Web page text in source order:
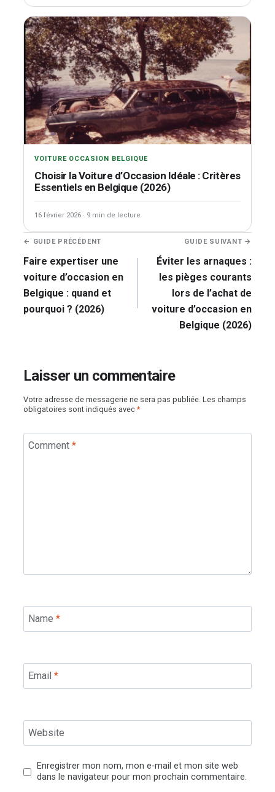
VOITURE OCCASION BELGIQUE
Choisir la Voiture d’Occasion Idéale : Critères
Essentiels en Belgique (2026)
16 février 2026 · 9 min de lecture
Navigation
de
l’article
← GUIDE PRÉCÉDENT
Faire expertiser une
voiture d’occasion en
Belgique : quand et
pourquoi ? (2026)
GUIDE SUIVANT →
Éviter les arnaques :
les pièges courants
lors de l’achat de
voiture d’occasion en
Belgique (2026)
Laisser un commentaire
Votre adresse de messagerie ne sera pas publiée. Les champs
obligatoires sont indiqués avec*
Comment *
Name *
Email *
Website
Enregistrer mon nom, mon e-mail et mon site web
dans le navigateur pour mon prochain commentaire.